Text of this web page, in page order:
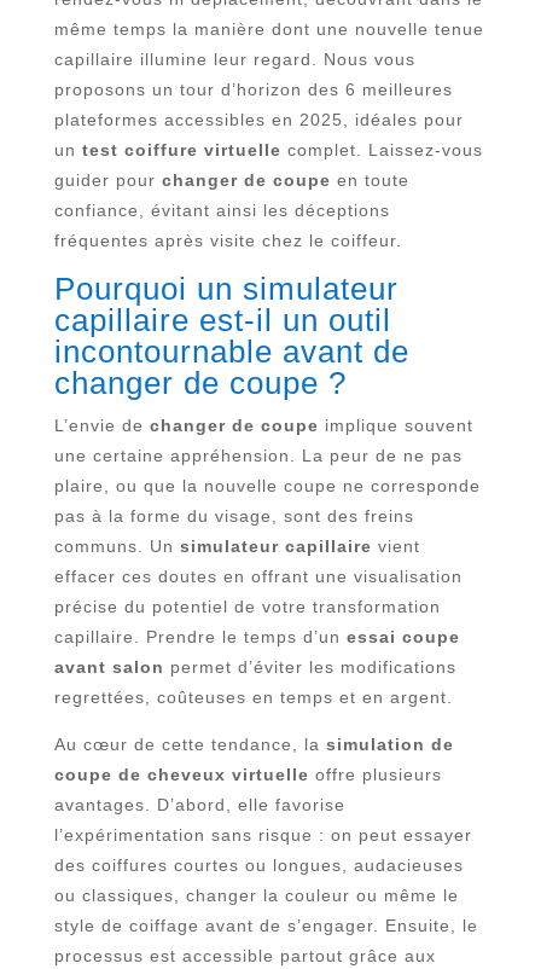
même temps la manière dont une nouvelle tenue
capillaire illumine leur regard. Nous vous
proposons un tour d’horizon des 6 meilleures
plateformes accessibles en 2025, idéales pour
un test coiffure virtuelle complet. Laissez-vous
guider pour changer de coupe en toute
confiance, évitant ainsi les déceptions
fréquentes après visite chez le coiffeur.
Pourquoi un simulateur
capillaire est-il un outil
incontournable avant de
changer de coupe ?
L’envie de changer de coupe implique souvent
une certaine appréhension. La peur de ne pas
plaire, ou que la nouvelle coupe ne corresponde
pas à la forme du visage, sont des freins
communs. Un simulateur capillaire vient
effacer ces doutes en offrant une visualisation
précise du potentiel de votre transformation
capillaire. Prendre le temps d’un essai coupe
avant salon permet d’éviter les modifications
regrettées, coûteuses en temps et en argent.
Au cœur de cette tendance, la simulation de
coupe de cheveux virtuelle offre plusieurs
avantages. D’abord, elle favorise
l’expérimentation sans risque : on peut essayer
des coiffures courtes ou longues, audacieuses
ou classiques, changer la couleur ou même le
style de coiffage avant de s’engager. Ensuite, le
processus est accessible partout grâce aux